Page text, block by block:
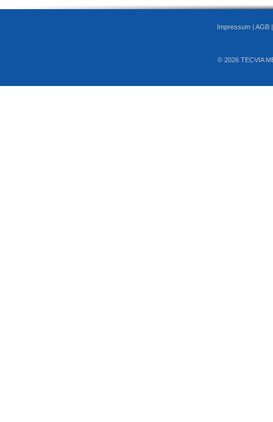
Impressum | AGB
© 2026 TECVIA